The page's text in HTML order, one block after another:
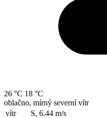
26 °C 18 °C
oblačno, mírný severní vítr
vítr
S, 6.44 m/s